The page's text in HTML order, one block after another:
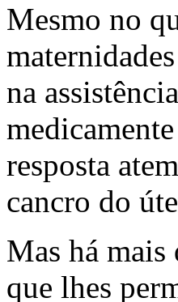
Mesmo no
na
resposta
cancro do
Mas há mais
que lhes